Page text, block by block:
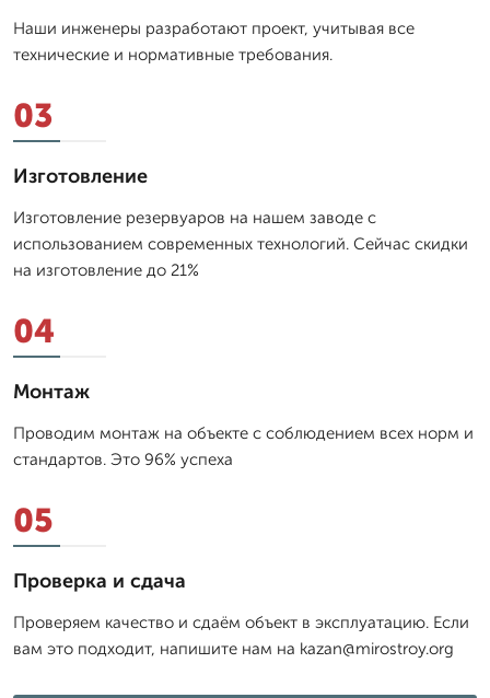
Наши инженеры разработают проект, учитывая все
технические и нормативные требования.
03
Изготовление
Изготовление резервуаров на нашем заводе с
использованием современных технологий. Сейчас скидки
на изготовление до 21%
04
Монтаж
Проводим монтаж на объекте с соблюдением всех норм и
стандартов. Это 96% успеха
05
Проверка и сдача
Проверяем качество и сдаём объект в эксплуатацию. Если
вам это подходит, напишите нам на kazan@mirostroy.org